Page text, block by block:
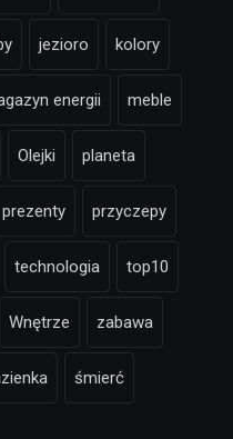
jezioro kolory
energii meble
Olejki planeta
prezenty przyczepy
technologia top10
Wnętrze zabawa
śmierć